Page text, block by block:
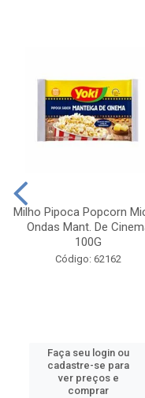
Milho Pipoca Popcorn
Ondas Mant. De
100G
Código: 62162
Faça seu login ou
cadastre-se para
ver preços e
comprar